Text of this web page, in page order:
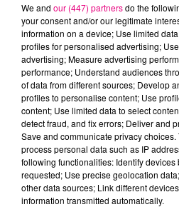
22 juillet 2026
Toulouse : circulation
secteur François
We and our (447) partnersdo the
your consent and/or our legitimate
information on a device; Use limited
profiles for personalised advertising;
advertising; Measure advertising
performance; Understand audiences
of data from different sources; Develop
profiles to personalise content; Use
content; Use limited data to select
detect fraud, and fix errors; Deliver and
Save and communicate privacy
process personal data such as IP
following functionalities: Identify
requested; Use precise geolocation
other data sources; Link different
information transmitted automatically.